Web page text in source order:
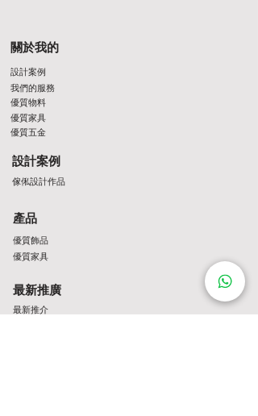
關於我的
設計案例
設計案例
我們的服務
傢俬設計作品
優質家具
優質物料
優質五金
產品
優質家具
優質飾品
最新推介
最新推廣